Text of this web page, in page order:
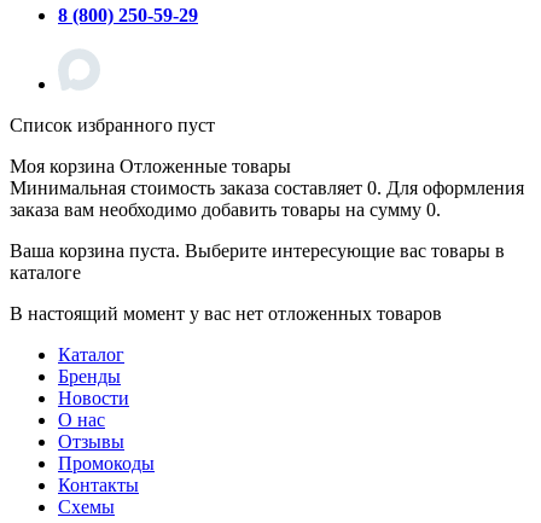
8 (800) 250-59-29
Список избранного пуст
Моя корзина Отложенные товары
Минимальная стоимость заказа составляет 0. Для оформления
заказа вам необходимо добавить товары на сумму 0.
Ваша корзина пуста. Выберите интересующие вас товары в
каталоге
В настоящий момент у вас нет отложенных товаров
Каталог
Бренды
Новости
О нас
Отзывы
Промокоды
Контакты
Схемы